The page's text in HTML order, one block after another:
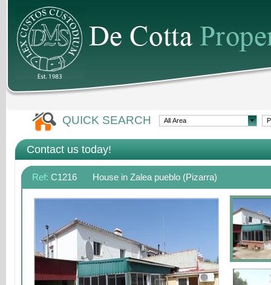
QUICK SEARCH
Contact us today!
Ref: C1216 House in Zalea pueblo (Pizarra)